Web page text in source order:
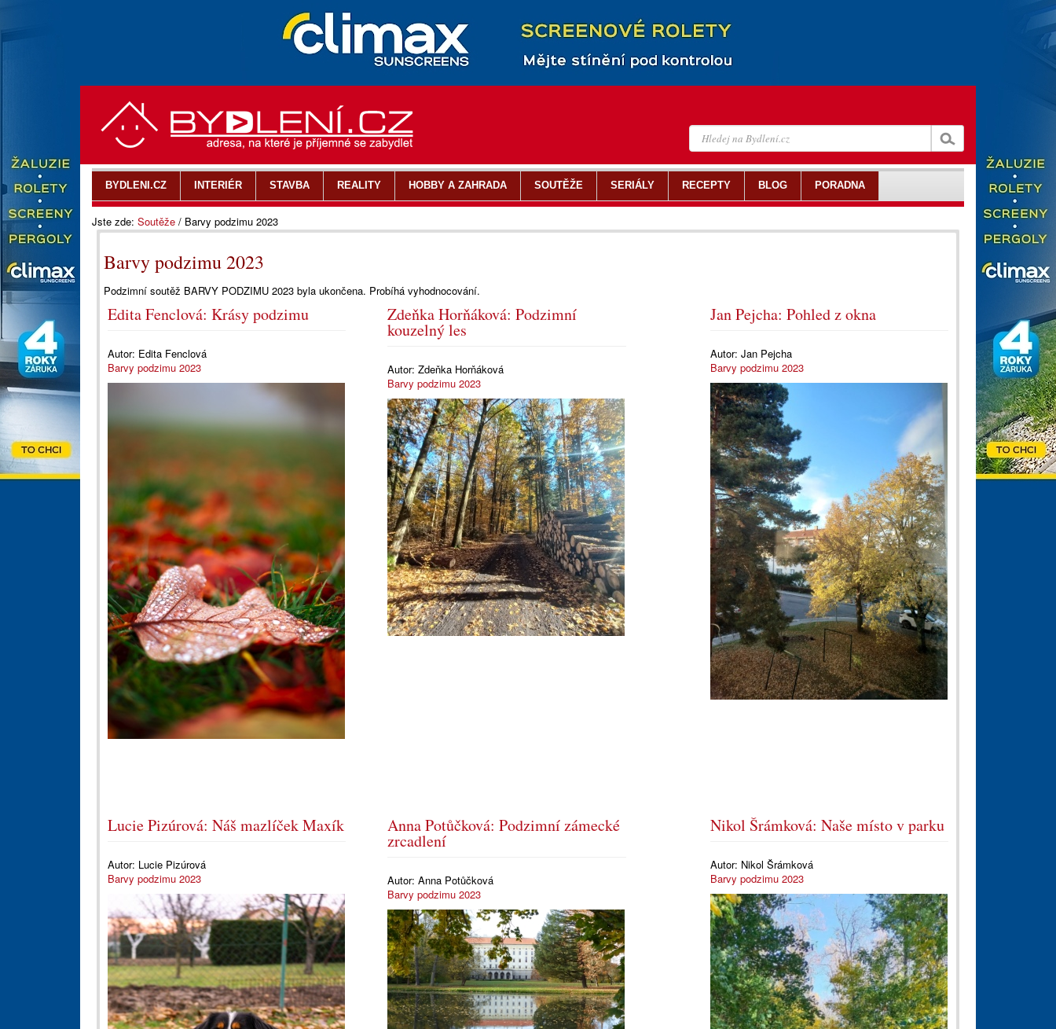
Jste zde: Soutěže / Barvy podzimu 2023
Barvy podzimu 2023
Podzimní soutěž BARVY PODZIMU 2023 byla ukončena. Probíhá vyhodnocování.
Edita Fenclová: Krásy podzimu
Autor: Edita Fenclová
Barvy podzimu 2023
Zdeňka Horňáková: Podzimní
kouzelný les
Autor:Zdeňka Horňáková
Barvy podzimu 2023
Jan Pejcha: Pohled z okna
Autor: Jan Pejcha
Barvy podzimu 2023
Lucie Pizúrová: Náš mazlíček Maxík
Autor: Lucie Pizúrová
Barvy podzimu 2023
Anna Potůčková: Podzimní zámecké
zrcadlení
Autor:Anna Potůčková
Barvy podzimu 2023
Nikol Šrámková: Naše místo v parku
Autor: Nikol Šrámková
Barvy podzimu 2023
BYDLENI.CZ INTERIÉR STAVBA REALITY HOBBY A ZAHRADA SOUTĚŽE SERIÁLY RECEPTY BLOG PORADNA